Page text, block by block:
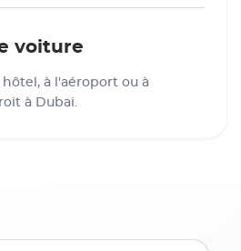
voiture
à l'aéroport ou à
à Dubai.